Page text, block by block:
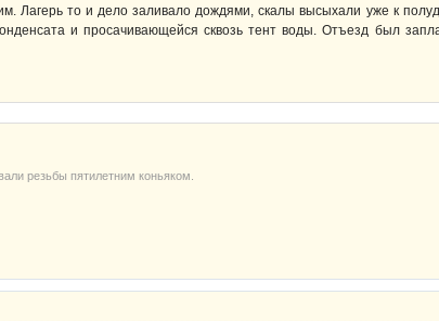
Лагерь то и дело заливало дождями, скалы высыхали уже к
и просачивающейся сквозь тент воды. Отъезд был
резьбы пятилетним коньяком.